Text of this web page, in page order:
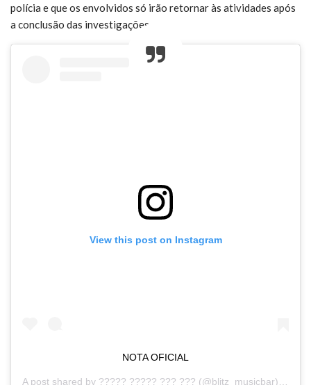
polícia e que os envolvidos só irão retornar às atividades após
a conclusão das investigações.
View this post on Instagram
NOTA OFICIAL
A post shared by ????? ????? ??? ??? (@blitz_musicbar) on